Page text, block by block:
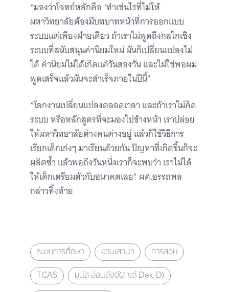
“มองว่าโจทย์หลักคือ ‘ทำเช่นไรที่ไม่ให้
มหาวิทยาลัยต้องมีบทบาทหน้าที่การออกแบบ
ระบบแต่เพียงฝ่ายเดียว ถ้าเราไม่พูดถึงกลไกเชิง
ระบบที่สนับสนุนค่านิยมใหม่ มันก็เปลี่ยนแปลงไม่
ได้ ค่านิยมไม่ได้เกิดแค่วันสองวัน และไม่ใช่พอผม
พูดเสร็จแล้วมันจะสำเร็จภายในปีนี้”
“โลกงานเปลี่ยนแปลงตลอดเวลา และถ้าเราไม่คิด
ระบบ หรือหลักสูตรที่จะมองไปข้างหน้า เราปล่อย
ให้มหาวิทยาลัยต่างคนต่างอยู่ แล้วก็ใช้วิธีการ
เรียกเด็กเก่งๆ มาเรียนด้วยกัน ปัญหาที่เกิดขึ้นก็จะ
ผลิตซ้ำ แล้วพอถึงวันหนึ่งเราก็จะพบว่า เราไม่ได้
ให้เด็กเตรียมตัวกับอนาคตเลย” ผศ.อรรถพล
กล่าวทิ้งท้าย
ระบบการศึกษา งานเสวนา การสอบ
TCAS มนัส อ่อนสังข์(ลาเต้ Dek-D)